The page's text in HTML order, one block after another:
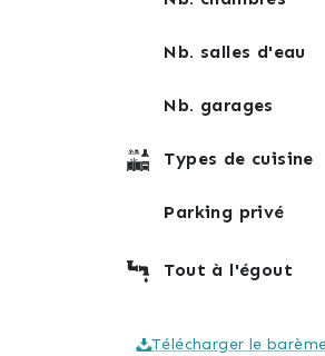
Un bien idéal pour
Venez découvrir
Au plaisir de vous
Christelle et Laetitia
Nb. salles d'eau
Nb. garages
Types de cuisine
Parking privé
Tout à l'égout
Télécharger le